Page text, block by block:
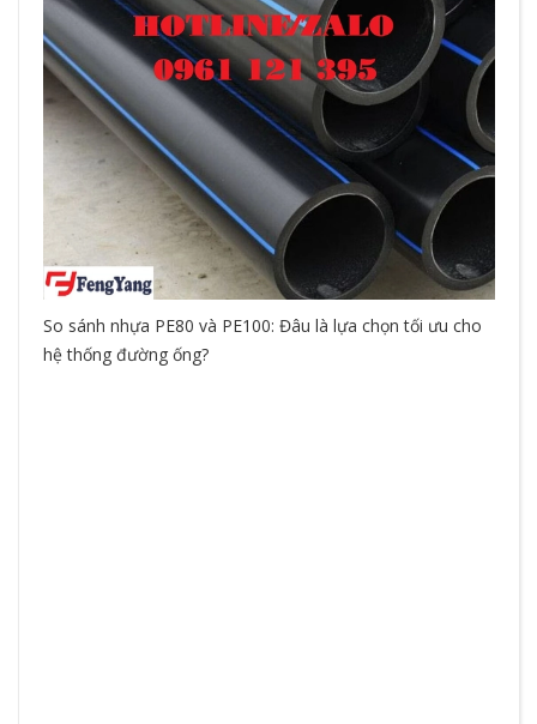
Tại Sao Nhựa HDPE Được Mệnh Danh Là "Vua" Ngành
Nhựa? So Sánh & Ưu Điểm